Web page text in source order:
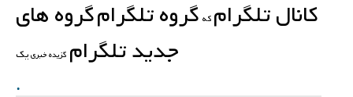
کانال تلگرامکهگروه تلگرامگروه های
جدید تلگرامگزیده خبرییک